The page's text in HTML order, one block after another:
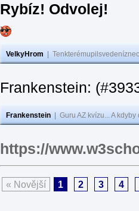
Rybíz! Odvolej!
VelkyHrom
Frankenstein:
Frankenstein Guru AZ kvízu... A
https://
« Novější 1 2 3 4